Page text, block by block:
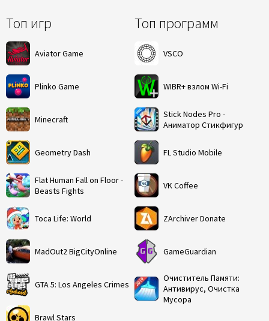
Топ игр
Aviator Game
Plinko Game
Minecraft
Geometry Dash
Flat Human Fall on Floor -
Beasts Fights
Toca Life: World
MadOut2 BigCityOnline
GTA 5: Los Angeles Crimes
Brawl Stars
Топ программ
VSCO
WIBR+ взлом Wi-Fi
Stick Nodes Pro -
Аниматор Стикфигур
FL Studio Mobile
VK Coffee
ZArchiver Donate
GameGuardian
Очиститель Памяти:
Антивирус, Очистка
Мусора